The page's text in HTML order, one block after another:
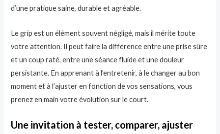
d’une pratique saine, durable et agréable.
Le grip est un élément souvent négligé, mais il mérite toute
votre attention. Il peut faire la différence entre une prise sûre
et un coup raté, entre une séance fluide et une douleur
persistante. En apprenant à l’entretenir, à le changer au bon
moment et à l’ajuster en fonction de vos sensations, vous
prenez en main votre évolution sur le court.
Une invitation à tester, comparer, ajuster